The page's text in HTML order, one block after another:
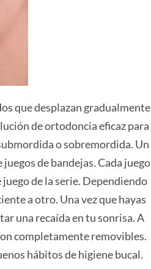
que desplazan gradualmente
de ortodoncia eficaz para
o sobremordida. Un
de bandejas. Cada juego
de la serie. Dependiendo
a otro. Una vez que hayas
una recaída en tu sonrisa. A
completamente removibles.
hábitos de higiene bucal.